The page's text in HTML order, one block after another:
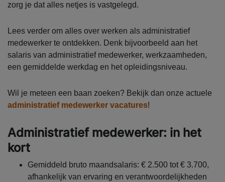
zorg je dat alles netjes is vastgelegd.
Lees verder om alles over werken als administratief
medewerker te ontdekken. Denk bijvoorbeeld aan het
salaris van administratief medewerker, werkzaamheden,
een gemiddelde werkdag en het opleidingsniveau.
Wil je meteen een baan zoeken? Bekijk dan onze actuele
administratief medewerker vacatures!
Administratief medewerker: in het
kort
Gemiddeld bruto maandsalaris: € 2.500 tot € 3.700,
afhankelijk van ervaring en verantwoordelijkheden